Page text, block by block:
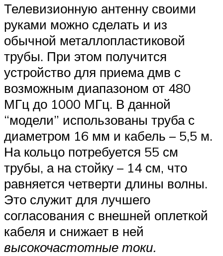
Телевизионную антенну своими
руками можно сделать и из
обычной металлопластиковой
трубы. При этом получится
устройство для приема дмв с
возможным диапазоном от 480
МГц до 1000 МГц. В данной
“модели” использованы труба с
диаметром 16 мм и кабель – 5,5 м.
На кольцо потребуется 55 см
трубы, а на стойку – 14 см, что
равняется четверти длины волны.
Это служит для лучшего
согласования с внешней оплеткой
кабеля и снижает в ней
высокочастотные токи.